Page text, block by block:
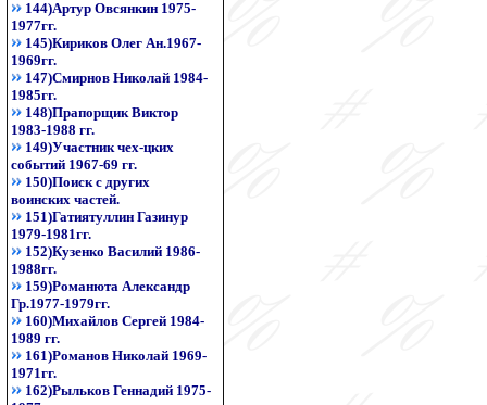
144)Артур Овсянкин 1975-
1977гг.
145)Кириков Олег Ан.1967-
1969гг.
147)Смирнов Николай 1984-
1985гг.
148)Прапорщик Виктор
1983-1988 гг.
149)Участник чех-цких
событий 1967-69 гг.
150)Поиск с других
воинских частей.
151)Гатиятуллин Газинур
1979-1981гг.
152)Кузенко Василий 1986-
1988гг.
159)Романюта Александр
Гр.1977-1979гг.
160)Михайлов Сергей 1984-
1989 гг.
161)Романов Николай 1969-
1971гг.
162)Рыльков Геннадий 1975-